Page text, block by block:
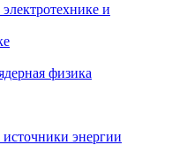
и
физика
энергии